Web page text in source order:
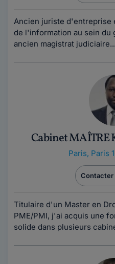
Ancien juriste d'entreprise
de l'information au sein du
ancien magistrat judiciaire...
Cabinet MAÎTRE
Paris, Paris
Contacter
Titulaire d'un Master en
PME/PMI, j'ai acquis une
solide dans plusieurs